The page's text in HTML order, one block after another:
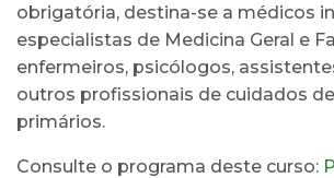
obrigatória, destina-se a médicos
especialistas de Medicina Geral e
enfermeiros, psicólogos,
outros profissionais de cuidados
primários.
Consulte o programa deste curso: